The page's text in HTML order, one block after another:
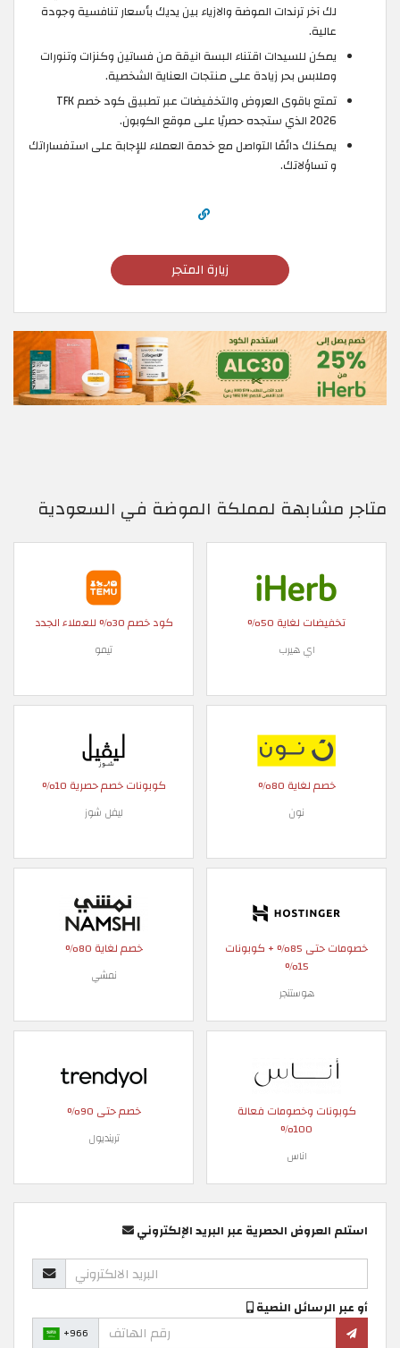
لك آخر ترندات الموضة والازياء بين يديك بأسعار تنافسية وجودة
عالية.
يمكن للسيدات اقتناء البسة انيقة من فساتين وكنزات وتنورات
وملابس بحر زيادة على منتجات العناية الشخصية.
تمتع باقوى العروض والتخفيضات عبر تطبيق كود خصم TFK
2026 الذي ستجده حصريًا على موقع الكوبون.
يمكنك دائمًا التواصل مع خدمة العملاء للإجابة على استفساراتك
و تساؤلاتك.
زيارة المتجر
متاجر مشابهة لمملكة الموضة في السعودية
تخفيضات لغاية 50%
اي هيرب
كود خصم 30% للعملاء الجدد
تيمو
خصم لغاية 80%
نون
كوبونات خصم حصرية 10%
ليفل شوز
خصومات حتى 85% + كوبونات
15%
هوستنجر
خصم لغاية 80%
نمشي
كوبونات وخصومات فعالة
100%
اناس
خصم حتى 90%
ترينديول
استلم العروض الحصرية عبر البريد الإلكتروني
أو عبر الرسائل النصية
+966